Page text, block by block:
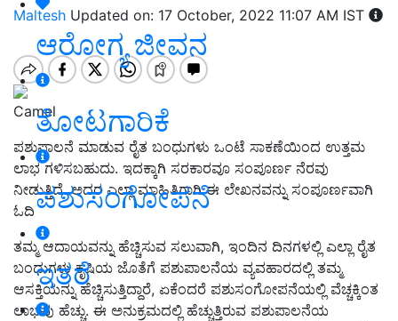
ಆರೋಗ್ಯ ಜೀವನ
ತೋಟಗಾರಿಕೆ
ಪಶುಸಂಗೋಪನೆ
ಇತರೆ
Maltesh Updated on: 17 October, 2022 11:07 AM IST
Camel
ಪಶುಪಾಲನೆ ಮಾಡುವ ರೈತ ಬಂಧುಗಳು ಒಂಟೆ ಸಾಕಣೆಯಿಂದ ಉತ್ತಮ
ಲಾಭ ಗಳಿಸಬಹುದು. ಇದಕ್ಕಾಗಿ ಸರಕಾರವೂ ಸಂಪೂರ್ಣ ನೆರವು
ನೀಡುತ್ತಿದೆ. ಅದರ ಎಲ್ಲಾ ಮಾಹಿತಿಗಾಗಿ ಈ ಲೇಖನವನ್ನು ಸಂಪೂರ್ಣವಾಗಿ
ಓದಿ
ತಮ್ಮ ಆದಾಯವನ್ನು ಹೆಚ್ಚಿಸುವ ಸಲುವಾಗಿ, ಇಂದಿನ ದಿನಗಳಲ್ಲಿ ಎಲ್ಲಾ ರೈತ
ಬಂಧುಗಳು ಕೃಷಿಯ ಜೊತೆಗೆ ಪಶುಪಾಲನೆಯ ವ್ಯವಹಾರದಲ್ಲಿ ತಮ್ಮ
ಆಸಕ್ತಿಯನ್ನು ಹೆಚ್ಚಿಸುತ್ತಿದ್ದಾರೆ, ಏಕೆಂದರೆ ಪಶುಸಂಗೋಪನೆಯಲ್ಲಿ ವೆಚ್ಚಕ್ಕಿಂತ
ಲಾಭವು ಹೆಚ್ಚು. ಈ ಅನುಕ್ರಮದಲ್ಲಿ ಹೆಚ್ಚುತ್ತಿರುವ ಪಶುಪಾಲನೆಯ